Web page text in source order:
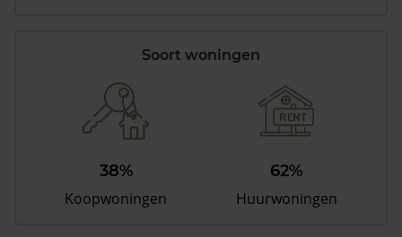
Soort woningen
38%
Koopwoningen
62%
Huurwoningen